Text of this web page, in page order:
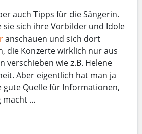
auch Tipps für die Sängerin.
sie sich ihre Vorbilder und Idole
anschauen und sich dort
die Konzerte wirklich nur aus
verschieben wie z.B. Helene
Aber eigentlich hat man ja
gute Quelle für Informationen,
macht …